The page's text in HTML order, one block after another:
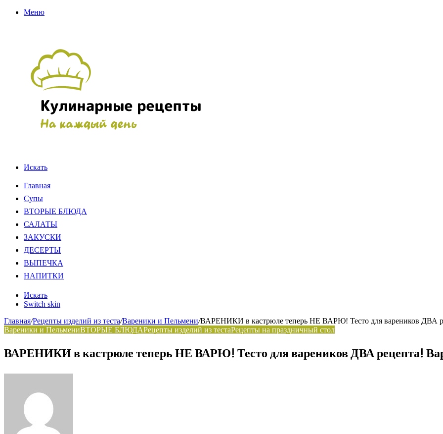
Меню
Искать
Главная
Супы
ВТОРЫЕ БЛЮДА
САЛАТЫ
ЗАКУСКИ
ДЕСЕРТЫ
ВЫПЕЧКА
НАПИТКИ
Искать
Switch skin
Главная/Рецепты изделий из теста/Вареники и Пельмени/ВАРЕНИКИ в кастрюле теперь НЕ ВАРЮ! Тесто для вареников ДВА
Вареники и ПельмениВТОРЫЕ БЛЮДАРецепты изделий из тестаРецепты на праздничный стол
ВАРЕНИКИ в кастрюле теперь НЕ ВАРЮ! Тесто для вареников ДВА рецепта!